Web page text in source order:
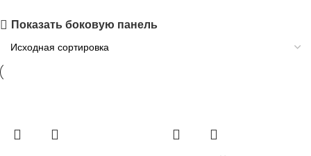
Показать боковую панель